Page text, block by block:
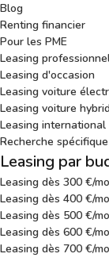
Blog
Renting financier
Pour les PME
Leasing
Leasing d'occasion
Leasing voiture
Leasing voiture
Leasing international
Recherche spécifique
Leasing par
Leasing dès 300 €/
Leasing dès 400 €/
Leasing dès 500 €/
Leasing dès 600 €/
Leasing dès 700 €/